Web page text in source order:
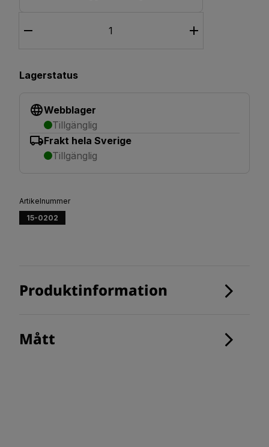
Lagerstatus
Webblager
Tillgänglig
Frakt hela Sverige
Tillgänglig
Artikelnummer
15-0202
Produktinformation
Mått